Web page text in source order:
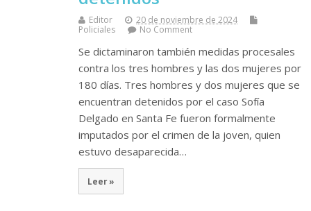
Editor
20 de noviembre de 2024
Policiales
No Comment
Se dictaminaron también medidas procesales
contra los tres hombres y las dos mujeres por
180 días. Tres hombres y dos mujeres que se
encuentran detenidos por el caso Sofía
Delgado en Santa Fe fueron formalmente
imputados por el crimen de la joven, quien
estuvo desaparecida…
Leer »